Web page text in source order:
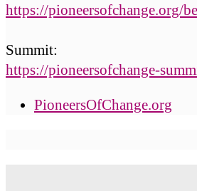
https://pioneersofchange.org/
Summit:
https://pioneersofchange-
PioneersOfChange.org